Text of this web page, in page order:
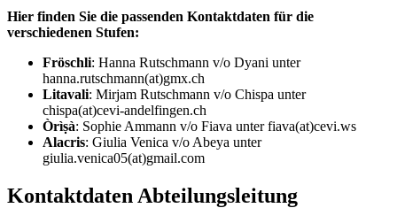
Hier finden Sie die passenden Kontaktdaten für die
verschiedenen Stufen:
Fröschli: Hanna Rutschmann v/o Dyani unter
hanna.rutschmann(at)gmx.ch
Litavali: Mirjam Rutschmann v/o Chispa unter
chispa(at)cevi-andelfingen.ch
Òrìṣà: Sophie Ammann v/o Fiava unter fiava(at)cevi.ws
Alacris: Giulia Venica v/o Abeya unter
giulia.venica05(at)gmail.com
Kontaktdaten Abteilungsleitung